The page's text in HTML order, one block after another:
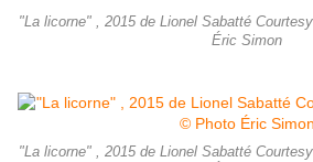
"La licorne" , 2015 de Lionel Sabatté
Éric Simon
"La licorne" , 2015 de Lionel Sabatté